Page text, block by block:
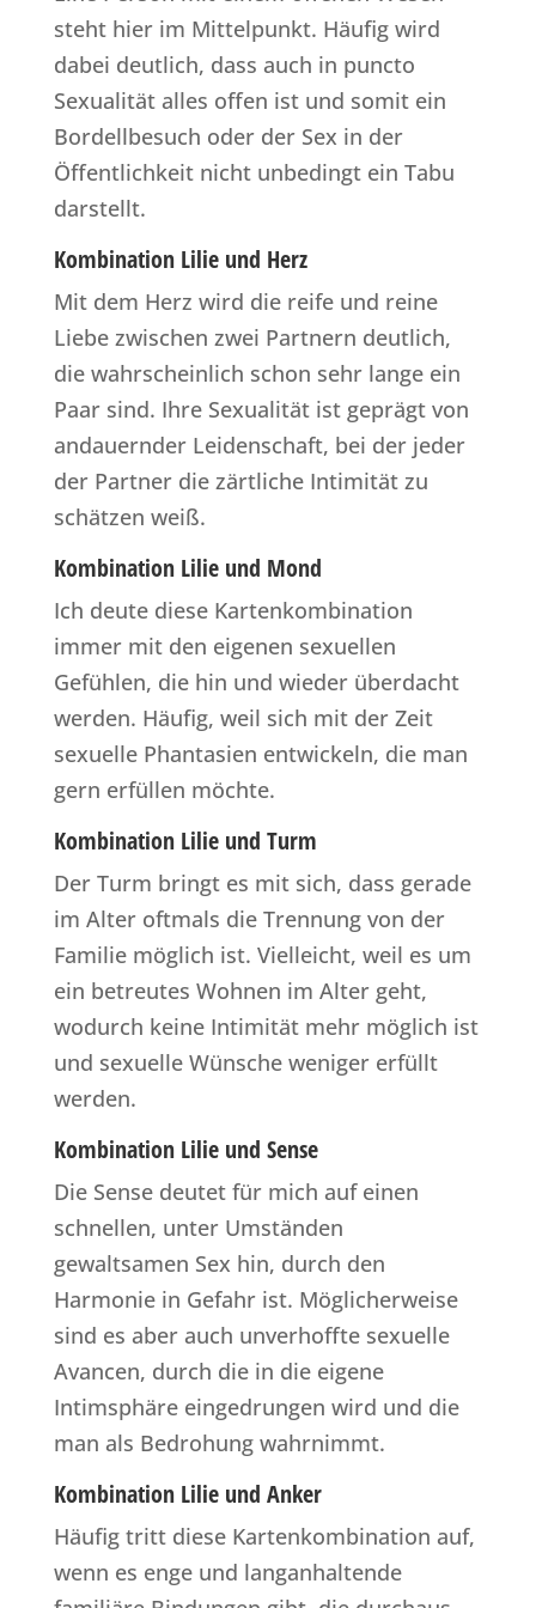
steht hier im Mittelpunkt. Häufig wird
dabei deutlich, dass auch in puncto
Sexualität alles offen ist und somit ein
Bordellbesuch oder der Sex in der
Öffentlichkeit nicht unbedingt ein Tabu
darstellt.
Kombination Lilie und Herz
Mit dem Herz wird die reife und reine
Liebe zwischen zwei Partnern deutlich,
die wahrscheinlich schon sehr lange ein
Paar sind. Ihre Sexualität ist geprägt von
andauernder Leidenschaft, bei der jeder
der Partner die zärtliche Intimität zu
schätzen weiß.
Kombination Lilie und Mond
Ich deute diese Kartenkombination
immer mit den eigenen sexuellen
Gefühlen, die hin und wieder überdacht
werden. Häufig, weil sich mit der Zeit
sexuelle Phantasien entwickeln, die man
gern erfüllen möchte.
Kombination Lilie und Turm
Der Turm bringt es mit sich, dass gerade
im Alter oftmals die Trennung von der
Familie möglich ist. Vielleicht, weil es um
ein betreutes Wohnen im Alter geht,
wodurch keine Intimität mehr möglich ist
und sexuelle Wünsche weniger erfüllt
werden.
Kombination Lilie und Sense
Die Sense deutet für mich auf einen
schnellen, unter Umständen
gewaltsamen Sex hin, durch den
Harmonie in Gefahr ist. Möglicherweise
sind es aber auch unverhoffte sexuelle
Avancen, durch die in die eigene
Intimsphäre eingedrungen wird und die
man als Bedrohung wahrnimmt.
Kombination Lilie und Anker
Häufig tritt diese Kartenkombination auf,
wenn es enge und langanhaltende